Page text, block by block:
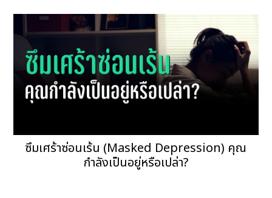
ซึมเศร้าซ่อนเร้น (Masked Depression) คุณ
กำลังเป็นอยู่หรือเปล่า?